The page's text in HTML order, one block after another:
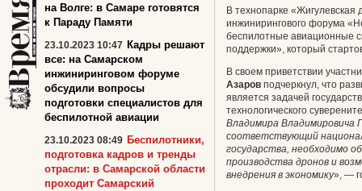
В технопарке
инжинирингового форума
беспилотные авиационные
поддержки», который
В своем приветствии
Азаров подчеркнул, что
является задачей
технологического
Владимира Владимировича
соответствующий
государства, необходимо
производства дронов и
внедрения в экономику», —
на Волге: в Самаре готовятся
к Параду Памяти
23.10.2023 10:47 Кадры решают
все: на Самарском
инжиниринговом форуме
обсудили вопросы
подготовки специалистов для
беспилотной авиации
23.10.2023 08:49 Беспилотники,
подготовка кадров и тренды
отрасли: в Самарской области
проходит Самарский